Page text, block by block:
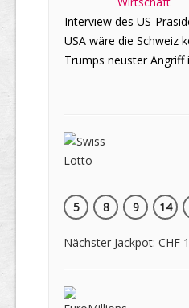
Interview des US-
USA wäre die Schweiz
Trumps neuster Angriff
5
8 9 14
Nächster Jackpot: CHF